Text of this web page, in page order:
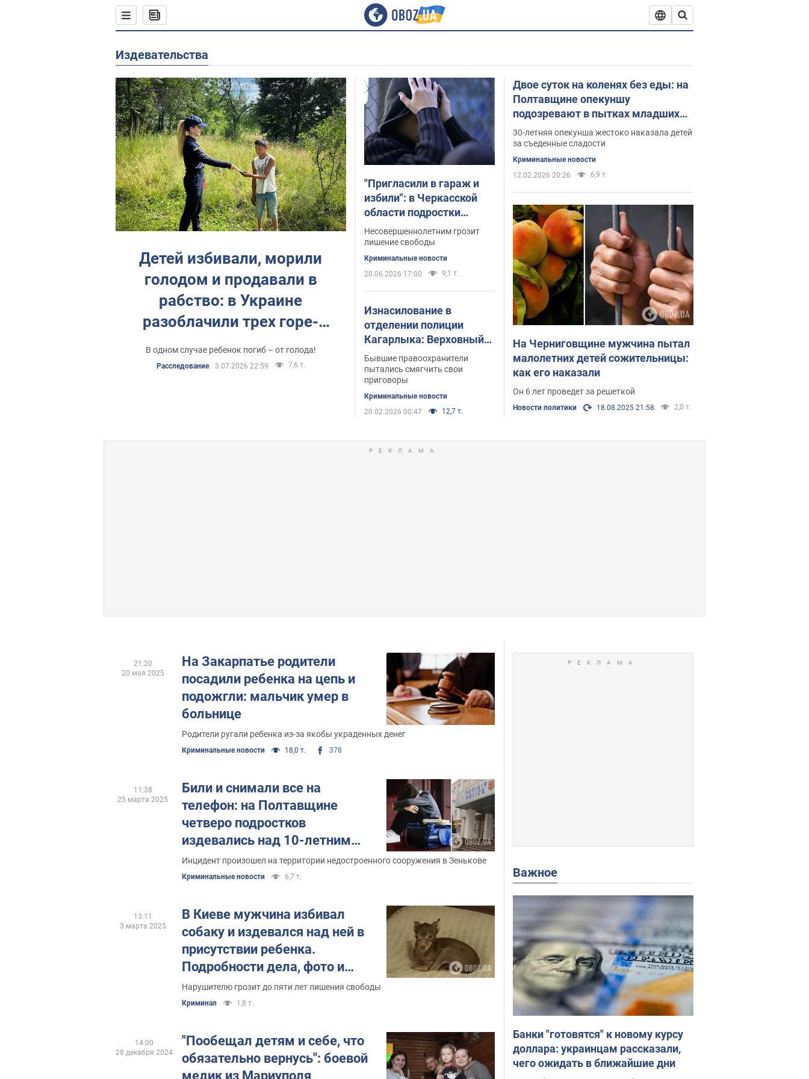
издевательства
Детей избивали, морили
голодом и продавали в
рабство: в Украине
разоблачили трех горе-
мам
В одном случае ребенок погиб – от голода!
Расследование 3.07.2026 22:59 7,6 т.
"Пригласили в гараж и
избили": в Черкасской
области подростки
избили 17-летнего
юношу
Несовершеннолетним грозит
лишение свободы
Криминальные новости
20.06.2026 17:00
9,1 т.
Изнасилование в
отделении полиции
Кагарлыка: Верховный
Суд поставил точку в
резонансном деле
Бывшие правоохранители
пытались смягчить свои
приговоры
Криминальные новости
20.02.2026 00:47
12,7 т.
Двое суток на коленях без еды: на
Полтавщине опекуншу
подозревают в пытках младших
сестер. Фото
30-летняя опекунша жестоко наказала детей
за съеденные сладости
Криминальные новости
12.02.2026 20:26
6,9 т.
На Черниговщине мужчина пытал
малолетних детей сожительницы:
как его наказали
Он 6 лет проведет за решеткой
Новости политики 18.08.2025 21:58 2,0 т.
На Закарпатье родители
посадили ребенка на цепь и
подожгли: мальчик умер в
больнице
Родители ругали ребенка из-за якобы украденных денег
Криминальные новости 18,0 т. 378
21:20
20 мая 2025
Били и снимали все на
телефон: на Полтавщине
четверо подростков
издевались над 10-летним
мальчиком, делом занялась
полиция
Инцидент произошел на территории недостроенного сооружения в Зенькове
Криминальные новости 6,7 т.
11:38
25 марта 2025
В Киеве мужчина избивал
собаку и издевался над ней в
присутствии ребенка.
Подробности дела, фото и
видео
Нарушителю грозит до пяти лет лишения свободы
Криминал 1,8 т.
13:11
3 марта 2025
"Пообещал детям и себе, что
обязательно вернусь": боевой
медик из Мариуполя
14:00
28 декабря 2024
Важное
Банки "готовятся" к новому курсу
доллара: украинцам рассказали,
чего ожидать в ближайшие дни